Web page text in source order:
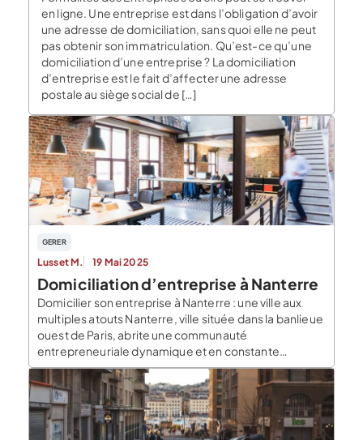
en ligne. Une entreprise est dans l’obligation d’avoir
une adresse de domiciliation, sans quoi elle ne peut
pas obtenir son immatriculation. Qu’est-ce qu’une
domiciliation d’une entreprise ? La domiciliation
d’entreprise est le fait d’affecter une adresse
postale au siège social de […]
GERER
Lusset M. 19 Mai 2025
Domiciliation d’entreprise à Nanterre
Domicilier son entreprise à Nanterre : une ville aux
multiples atouts Nanterre, ville située dans la banlieue
ouest de Paris, abrite une communauté
entrepreneuriale dynamique et en constante
évolution. Avec une population d’environ 94
000 habitants, Nanterre est une plaque tournante
pour les entreprises innovantes et les startups qui
cherchent à se développer dans la région parisienne.
La […]